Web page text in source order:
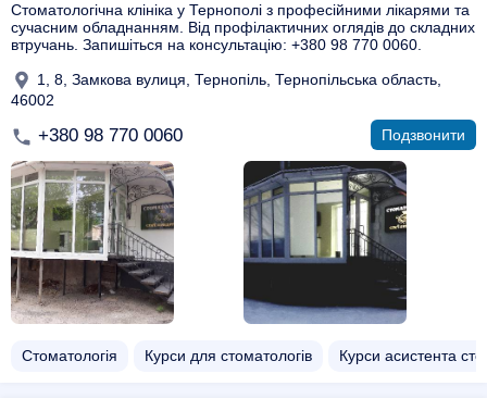
Стоматологічна клініка у Тернополі з професійними лікарями та
сучасним обладнанням. Від профілактичних оглядів до складних
втручань. Запишіться на консультацію: +380 98 770 0060.
1, 8, Замкова вулиця, Тернопіль, Тернопільська область,
46002
+380 98 770 0060 Подзвонити
Стоматологія Курси для стоматологів Курси асистента